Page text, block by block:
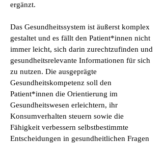
ergänzt.
Das Gesundheitssystem ist äußerst komplex
gestaltet und es fällt den Patient*innen nicht
immer leicht, sich darin zurechtzufinden und
gesundheitsrelevante Informationen für sich
zu nutzen. Die ausgeprägte
Gesundheitskompetenz soll den
Patient*innen die Orientierung im
Gesundheitswesen erleichtern, ihr
Konsumverhalten steuern sowie die
Fähigkeit verbessern selbstbestimmte
Entscheidungen in gesundheitlichen Fragen